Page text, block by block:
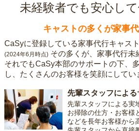
未経験者でも安心し
キャストの多くが家事
CaSyに登録している家事代行キャス
(2024年6月時点) その多くが、家事代行未
それでもCaSy本部のサポートの下、
し、たくさんのお客様を笑顔にしてい
先輩スタッフによ
先輩スタッフによる実
お掃除の仕方・お客様
などを長年お客様から